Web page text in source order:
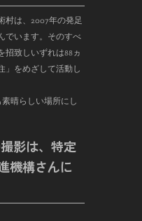
は、 2007年の発足
でいます。そのすべ
招致しいずれは88ヵ
」をめざして活動し
晴らしい場所にし
影は、特定
機構さんに